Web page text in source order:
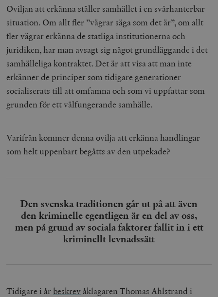
Oviljan att erkänna ställer samhället i en svårhanterbar
situation. Om allt fler ”vägrar säga som det är”, om allt
fler vägrar erkänna de statliga institutionerna och
juridiken, har man avsagt sig något grundläggande i det
samhälleliga kontraktet. Det är att visa att man inte
erkänner de principer som tidigare generationer
socialiserats till att omfamna och som vi uppfattar som
grunden för ett välfungerande samhälle.
Varifrån kommer denna ovilja att erkänna handlingar
som helt uppenbart begåtts av den utpekade?
Den svenska traditionen går ut på att även
den kriminelle egentligen är en del av oss,
men på grund av sociala faktorer fallit in i ett
kriminellt levnadssätt
Tidigare i år beskrev åklagaren Thomas Ahlstrand i